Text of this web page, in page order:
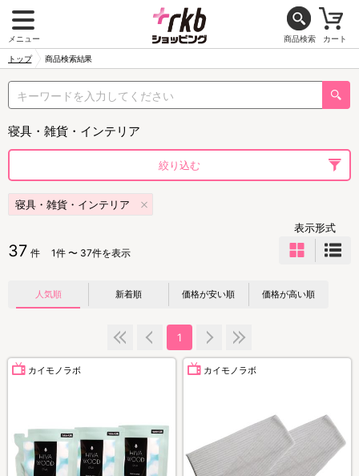
メニュー 商品検索 カート
トップ 商品検索結果
寝具・雑貨・インテリア
絞り込む
寝具・雑貨・インテリア
37 件 1件 〜 37件を表示
表示形式
人気順 新着順 価格が安い順 価格が高い順
1
カイモノラボ カイモノラボ